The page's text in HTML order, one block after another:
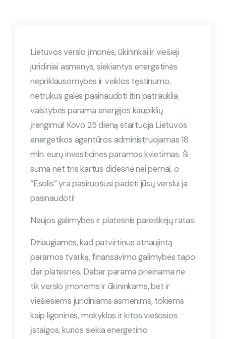
Lietuvos verslo įmonės, ūkininkai ir viešieji
juridiniai asmenys, siekiantys energetinės
nepriklausomybės ir veiklos tęstinumo,
netrukus galės pasinaudoti itin patrauklia
valstybės parama energijos kaupiklių
įrengimui! Kovo 25 dieną startuoja Lietuvos
energetikos agentūros administruojamas 18
mln. eurų investicinės paramos kvietimas. Ši
suma net tris kartus didesnė nei pernai, o
“Esolis” yra pasiruošusi padėti jūsų verslui ja
pasinaudoti!
Naujos galimybės ir platesnis pareiškėjų ratas:
Džiaugiamės, kad patvirtinus atnaujintą
paramos tvarką, finansavimo galimybės tapo
dar platesnės. Dabar parama prieinama ne
tik verslo įmonėms ir ūkininkams, bet ir
viešiesiems juridiniams asmenims, tokiems
kaip ligoninės, mokyklos ir kitos viešosios
įstaigos, kurios siekia energetinio